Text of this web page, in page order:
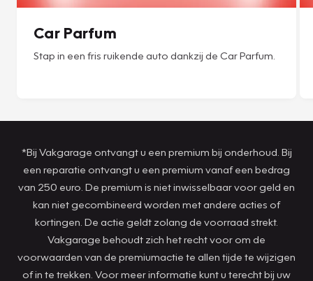
Car Parfum
Stap in een fris ruikende auto dankzij de Car Parfum.
*Bij Vakgarage ontvangt u een premium bij onderhoud. Bij
een reparatie ontvangt u een premium vanaf een bedrag
van 250 euro. De premium is niet inwisselbaar voor geld en
kan niet gecombineerd worden met andere acties of
kortingen. De actie geldt zolang de voorraad strekt.
Vakgarage behoudt zich het recht voor om de
voorwaarden van de premiumactie te allen tijde te wijzigen
of in te trekken. Voor meer informatie kunt u terecht bij uw